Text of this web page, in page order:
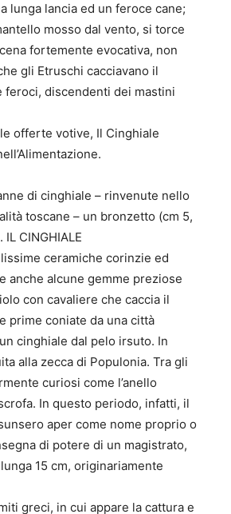
lunga lancia ed un feroce cane;
mosso dal vento, si torce
fortemente evocativa, non
gli Etruschi cacciavano il
feroci, discendenti dei mastini
offerte votive, Il Cinghiale
di cinghiale – rinvenute nello
toscane – un bronzetto (cm 5,
CINGHIALE
ceramiche corinzie ed
anche alcune gemme preziose
con cavaliere che caccia il
prime coniate da una città
cinghiale dal pelo irsuto. In
alla zecca di Populonia. Tra gli
curiosi come l’anello
In questo periodo, infatti, il
aper come nome proprio o
di potere di un magistrato,
15 cm, originariamente
greci, in cui appare la cattura e